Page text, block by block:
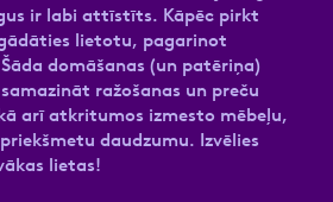
ir labi attīstīts. Kāpēc pirkt
lietotu, pagarinot
domāšanas (un patēriņa)
ražošanas un preču
arī atkritumos izmesto mēbeļu,
daudzumu. Izvēlies
lietas!